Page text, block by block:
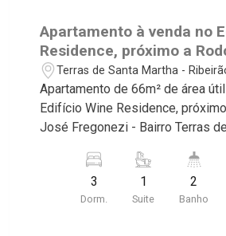
Apartamento à venda no
Residence, próximo a
Fregonezi - Ribeirão
Terras de Santa Martha -
Apartamento de 66m² de área
Edifício Wine Residence,
José Fregonezi - Bairro Terras
deste imóvel que a Martinelli
selecionou para você: - 66m² de área útil - 3
dormitórios sendo 1 suíte -
3
Dorm.
1
Suite
2
Banho